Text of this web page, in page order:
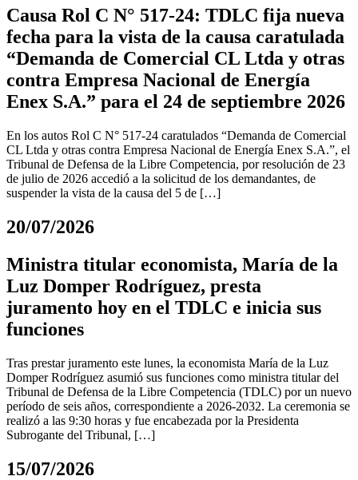
Causa Rol C N° 517-24: TDLC fija nueva
fecha para la vista de la causa caratulada
“Demanda de Comercial CL Ltda y otras
contra Empresa Nacional de Energía
Enex S.A.” para el 24 de septiembre 2026
En los autos Rol C N° 517-24 caratulados “Demanda de Comercial
CL Ltda y otras contra Empresa Nacional de Energía Enex S.A.”, el
Tribunal de Defensa de la Libre Competencia, por resolución de 23
de julio de 2026 accedió a la solicitud de los demandantes, de
suspender la vista de la causa del 5 de […]
20/07/2026
Ministra titular economista, María de la
Luz Domper Rodríguez, presta
juramento hoy en el TDLC e inicia sus
funciones
Tras prestar juramento este lunes, la economista María de la Luz
Domper Rodríguez asumió sus funciones como ministra titular del
Tribunal de Defensa de la Libre Competencia (TDLC) por un nuevo
período de seis años, correspondiente a 2026-2032. La ceremonia se
realizó a las 9:30 horas y fue encabezada por la Presidenta
Subrogante del Tribunal, […]
15/07/2026